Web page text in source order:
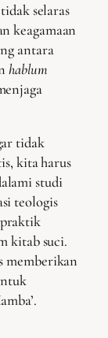
selaras
keagamaan
antara
hablum
tidak
kita harus
studi
teologis
kitab suci.
memberikan